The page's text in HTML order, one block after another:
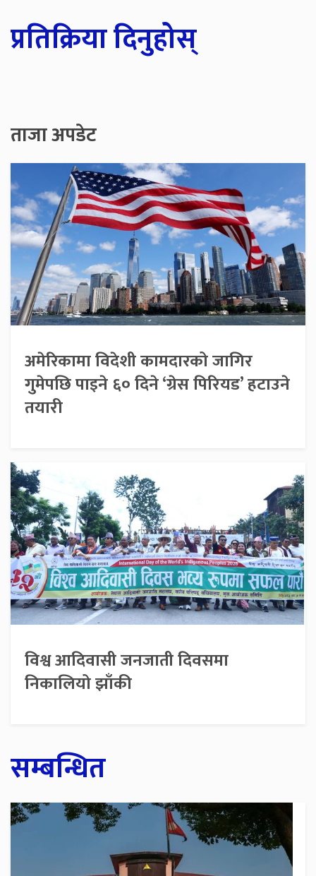
प्रतिक्रिया दिनुहोस्
ताजा अपडेट
अमेरिकामा विदेशी कामदारको जागिर
गुमेपछि पाइने ६० दिने ‘ग्रेस पिरियड’ हटाउने
तयारी
विश्व आदिवासी जनजाती दिवसमा
निकालियो झाँकी
सम्बन्धित